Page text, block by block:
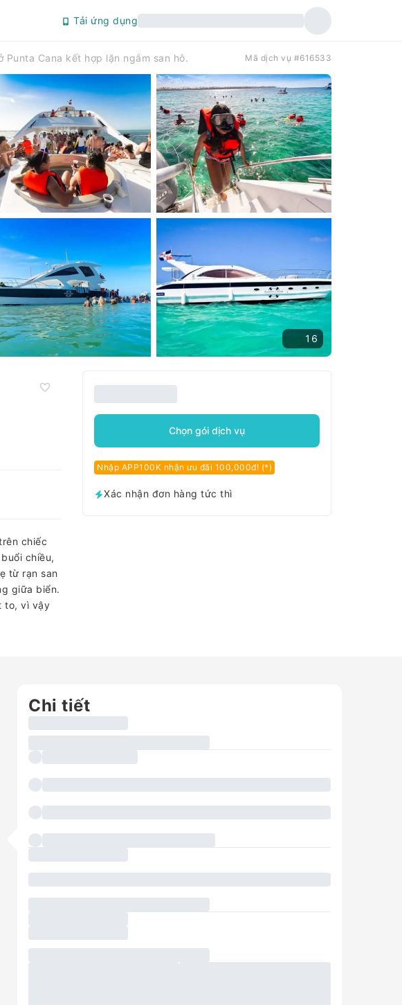
Tải ứng dụng
Punta Cana kết hợp lặn ngắm san hô. Mã dịch vụ #616533
16
chiếc
chiều,
từ rạn san
giữa biển.
to, vì vậy
Chọn gói dịch vụ
Nhập APP100K nhận ưu đãi 100,000đ! (*)
Xác nhận đơn hàng tức thì
Chi tiết